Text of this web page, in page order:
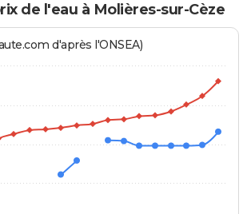
de l'eau à Molières-sur-Cèze
d'après l'ONSEA)